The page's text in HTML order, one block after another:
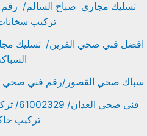
تركيب
سباك صحي القصور/رقم فني صحي / 61002329/ فني سباك
فني
تركيب